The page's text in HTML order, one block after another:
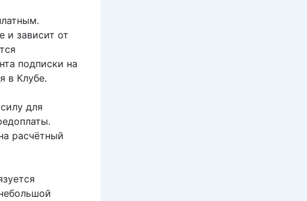
и зависит от
подписки на
в Клубе.
для
расчётный